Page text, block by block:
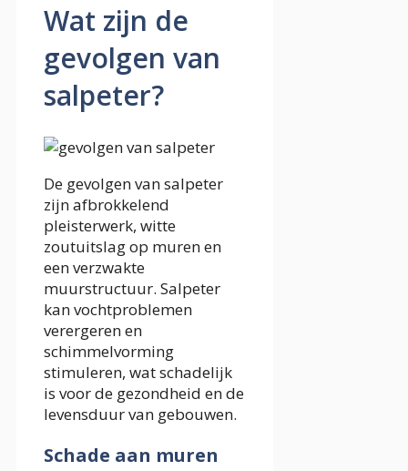
Wat zijn de
gevolgen van
salpeter?
De gevolgen van salpeter
zijn afbrokkelend
pleisterwerk, witte
zoutuitslag op muren en
een verzwakte
muurstructuur. Salpeter
kan vochtproblemen
verergeren en
schimmelvorming
stimuleren, wat schadelijk
is voor de gezondheid en de
levensduur van gebouwen.
Schade aan muren